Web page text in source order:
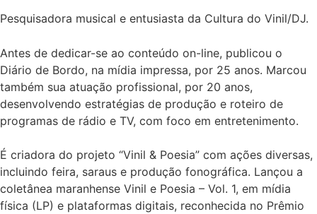
Pesquisadora musical e entusiasta da Cultura do Vinil/DJ.
Antes de dedicar-se ao conteúdo on-line, publicou o
Diário de Bordo, na mídia impressa, por 25 anos. Marcou
também sua atuação profissional, por 20 anos,
desenvolvendo estratégias de produção e roteiro de
programas de rádio e TV, com foco em entretenimento.
É criadora do projeto “Vinil & Poesia” com ações diversas,
incluindo feira, saraus e produção fonográfica. Lançou a
coletânea maranhense Vinil e Poesia – Vol. 1, em mídia
física (LP) e plataformas digitais, reconhecida no Prêmio